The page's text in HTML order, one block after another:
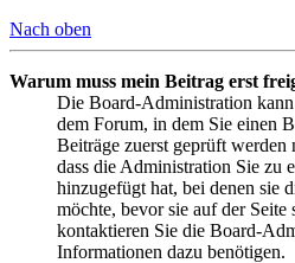
Nach oben
Warum muss mein Beitrag erst
Die Board-Administration kann
dem Forum, in dem Sie einen
Beiträge zuerst geprüft werden
dass die Administration Sie zu
hinzugefügt hat, bei denen sie
möchte, bevor sie auf der
kontaktieren Sie die Board-
Informationen dazu benötigen.